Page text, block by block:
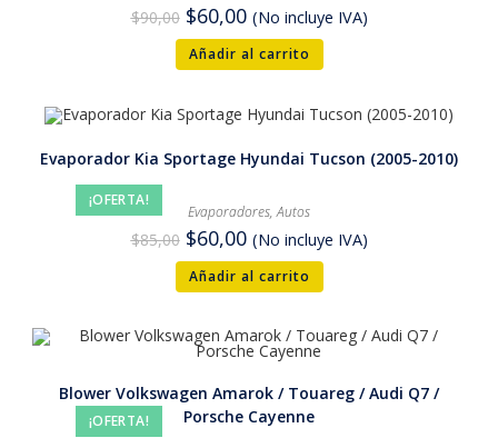
$90,00 $60,00 (No incluye IVA)
Añadir al carrito
¡OFERTA!
Evaporador Kia Sportage Hyundai Tucson (2005-2010)
Evaporadores,Autos
$85,00 $60,00 (No incluye IVA)
Añadir al carrito
¡OFERTA!
Blower Volkswagen Amarok / Touareg / Audi Q7 /
Porsche Cayenne